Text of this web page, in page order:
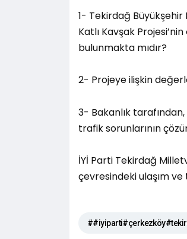
1- Tekirdağ Büyükşehir
Katlı Kavşak
bulunmakta mıdır?
2- Projeye ilişkin
3- Bakanlık
trafik sorunlarının
İYİ Parti Tekirdağ
çevresindeki ulaşım